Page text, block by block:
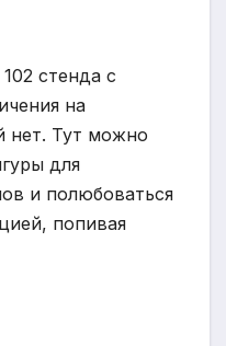
стенда с
на
нет. Тут можно
для
и полюбоваться
попивая